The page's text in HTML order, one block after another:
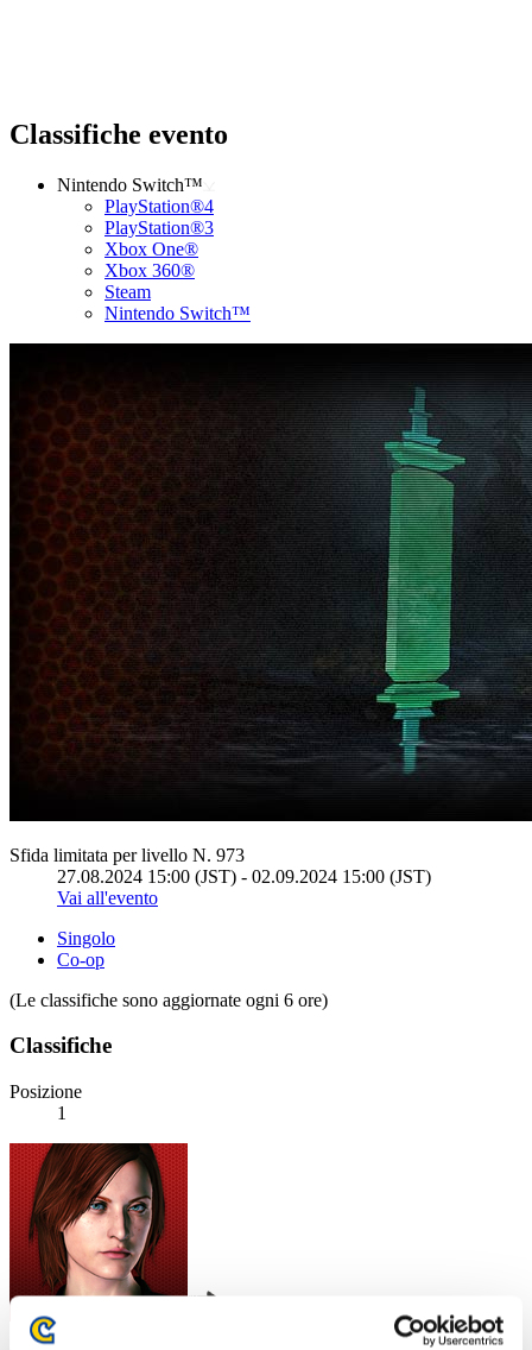
Classifiche evento
Nintendo Switch™
PlayStation®4
PlayStation®3
Xbox One®
Xbox 360®
Steam
Nintendo Switch™
Sfida limitata per livello N. 973
27.08.2024 15:00 (JST) - 02.09.2024 15:00 (JST)
Vai all'evento
Singolo
Co-op
(Le classifiche sono aggiornate ogni 6 ore)
Classifiche
Posizione
1